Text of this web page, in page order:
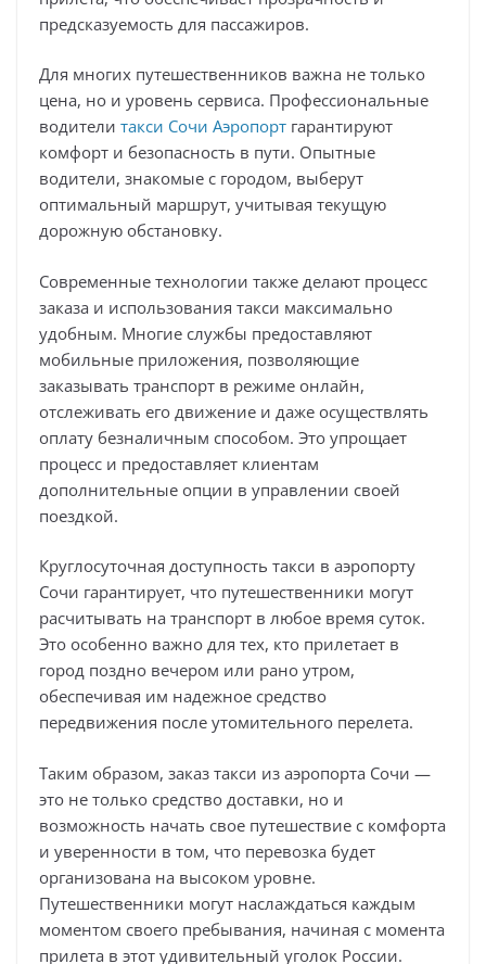
предсказуемость для пассажиров.
Для многих путешественников важна не только
цена, но и уровень сервиса. Профессиональные
водители такси Сочи Аэропорт гарантируют
комфорт и безопасность в пути. Опытные
водители, знакомые с городом, выберут
оптимальный маршрут, учитывая текущую
дорожную обстановку.
Современные технологии также делают процесс
заказа и использования такси максимально
удобным. Многие службы предоставляют
мобильные приложения, позволяющие
заказывать транспорт в режиме онлайн,
отслеживать его движение и даже осуществлять
оплату безналичным способом. Это упрощает
процесс и предоставляет клиентам
дополнительные опции в управлении своей
поездкой.
Круглосуточная доступность такси в аэропорту
Сочи гарантирует, что путешественники могут
расчитывать на транспорт в любое время суток.
Это особенно важно для тех, кто прилетает в
город поздно вечером или рано утром,
обеспечивая им надежное средство
передвижения после утомительного перелета.
Таким образом, заказ такси из аэропорта Сочи —
это не только средство доставки, но и
возможность начать свое путешествие с комфорта
и уверенности в том, что перевозка будет
организована на высоком уровне.
Путешественники могут наслаждаться каждым
моментом своего пребывания, начиная с момента
прилета в этот удивительный уголок России.